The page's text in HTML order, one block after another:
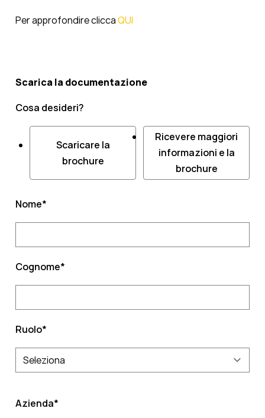
Per approfondire cliccaQUI
Scarica la documentazione
Cosa desideri?
Scaricare la
brochure
Ricevere maggiori
informazioni e la
brochure
Nome*
Cognome*
Ruolo*
Azienda*